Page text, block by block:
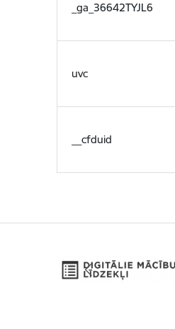
_ga_36642TYJL6
uvc
__cfduid